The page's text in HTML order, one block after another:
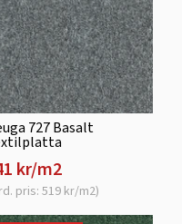
727 Basalt
kr/m2
pris: 519 kr/m2)